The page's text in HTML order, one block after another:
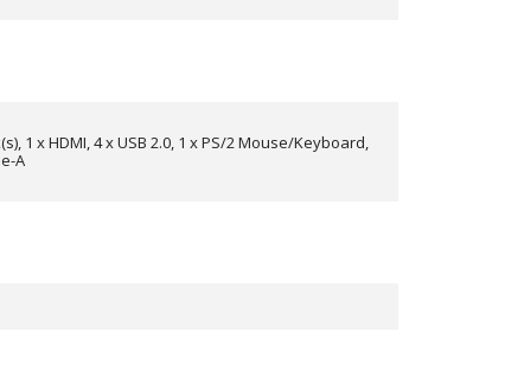
1 x HDMI, 4 x USB 2.0, 1 x PS/2 Mouse/Keyboard,
A